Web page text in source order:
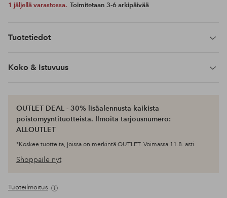
1 jäljellä varastossa. Toimitetaan 3-6 arkipäivää
Tuotetiedot
Koko & Istuvuus
OUTLET DEAL - 30% lisäalennusta kaikista
poistomyyntituotteista. Ilmoita tarjousnumero:
ALLOUTLET
*Koskee tuotteita, joissa on merkintä OUTLET. Voimassa 11.8. asti.
Shoppaile nyt
Tuoteilmoitus